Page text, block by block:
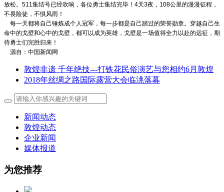
放松。511集结号已经吹响，各位勇士集结完毕！4天3夜，108公里的漫漫征程，
不畏险徒，不惧风雨！
每一天都将自己锤炼成个人冠军，每一步都是自己踏过的荣誉勋章。穿越自己生
命中的戈壁和心中的戈壁，都可以成为英雄，戈壁是一场值得全力以赴的远征，期
待勇士们完胜归来！
源自：中国新闻网
敦煌非遗 千年绝技---打铁花民俗演艺与您相约6月敦煌
2018年丝绸之路国际露营大会临洮落幕
新闻动态
敦煌动态
企业新闻
媒体报道
为您推荐